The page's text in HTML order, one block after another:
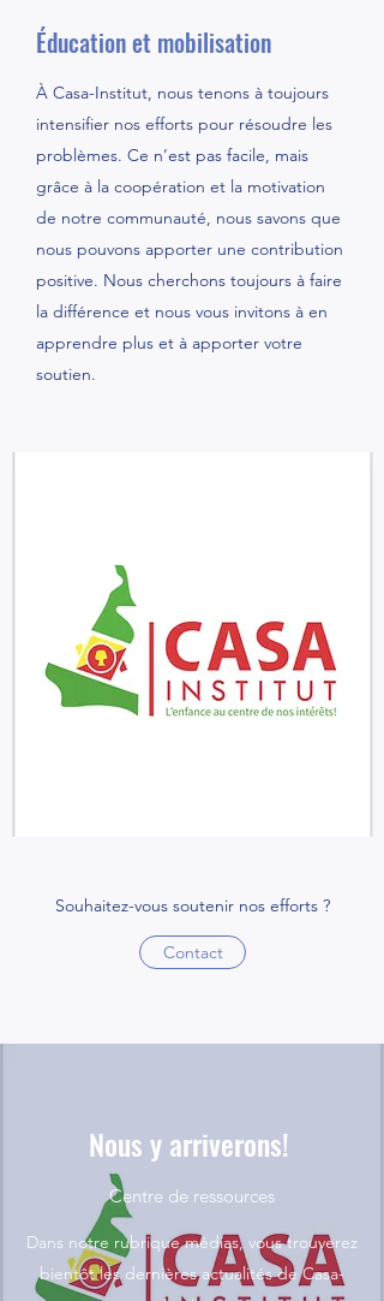
Éducation et mobilisation
À Casa-Institut, nous tenons à toujours
intensifier nos efforts pour résoudre les
problèmes. Ce n’est pas facile, mais
grâce à la coopération et la motivation
de notre communauté, nous savons que
nous pouvons apporter une contribution
positive. Nous cherchons toujours à faire
la différence et nous vous invitons à en
apprendre plus et à apporter votre
soutien.
Souhaitez-vous soutenir nos efforts ?
Contact
Nous y arriverons!
Centre de ressources
Dans notre rubrique médias, vous trouverez
bientôt les dernières actualités de Casa-